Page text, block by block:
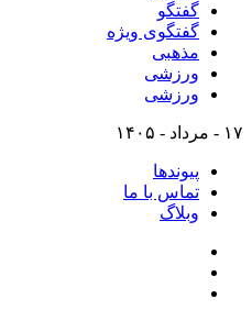
گفتگو
گفتگوی ویژه
مذهبی
ورزشی
ورزشی
۱۷ - مرداد - ۱۴۰۵
پیوندها
تماس با ما
وبلاگ